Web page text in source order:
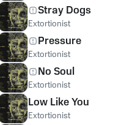
Stray Dogs
Extortionist
Pressure
Extortionist
No Soul
Extortionist
Low Like You
Extortionist